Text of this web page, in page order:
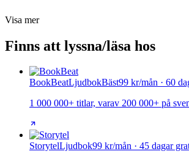
Visa mer
Finns att lyssna/läsa hos
BookBeatLjudbokBäst99 kr/mån · 60
1 000 000+ titlar, varav 200 000+ på
StorytelLjudbok99 kr/mån · 45 dagar